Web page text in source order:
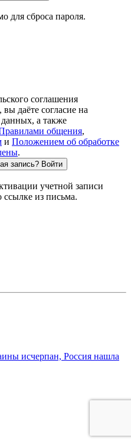
для сброса пароля.
соглашения
даёте согласие на
а также
общения,
и Положением об обработке
.
запись? Войти
учетной записи
ссылке из письма.
исчерпан, Россия нашла